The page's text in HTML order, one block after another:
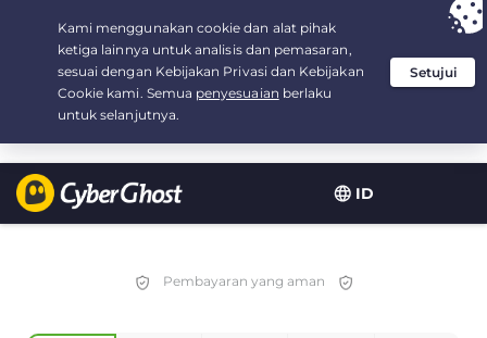
ID
Your choice: The Best Dealfor 2.1666666666667-years at $
/month
Pembayaran yang aman